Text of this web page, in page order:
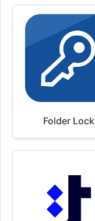
Folder Lock